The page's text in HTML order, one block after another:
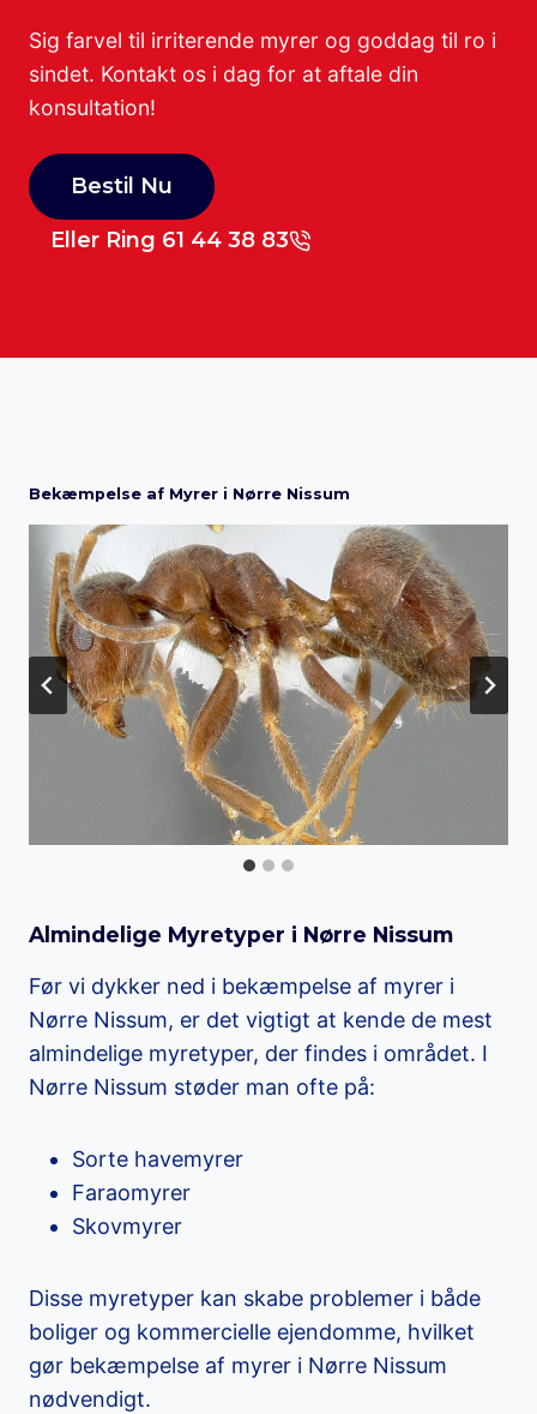
Sig farvel til irriterende myrer og goddag til ro i
sindet. Kontakt os i dag for at aftale din
konsultation!
Bestil Nu
Eller Ring 61 44 38 83
Bekæmpelse af Myrer i Nørre Nissum
Almindelige Myretyper i Nørre Nissum
Før vi dykker ned i bekæmpelse af myrer i
Nørre Nissum, er det vigtigt at kende de mest
almindelige myretyper, der findes i området. I
Nørre Nissum støder man ofte på:
Sorte havemyrer
Faraomyrer
Skovmyrer
Disse myretyper kan skabe problemer i både
boliger og kommercielle ejendomme, hvilket
gør bekæmpelse af myrer i Nørre Nissum
nødvendigt.